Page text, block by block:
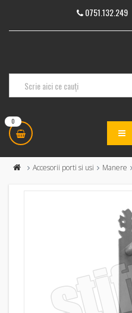
0751.132.249
0
Accesorii porti si usi Manere